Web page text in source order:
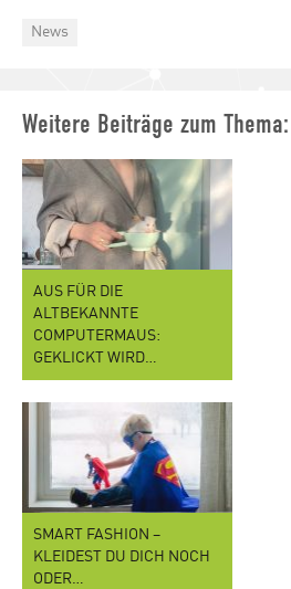
Categories
News
Weitere Beiträge zum Thema:
AUS FÜR DIE
ALTBEKANNTE
COMPUTERMAUS:
GEKLICKT WIRD…
SMART FASHION –
KLEIDEST DU DICH NOCH
ODER…